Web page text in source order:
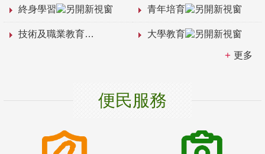
終身學習 青年培育
技術及職業教育 大學教育
更多
便民服務